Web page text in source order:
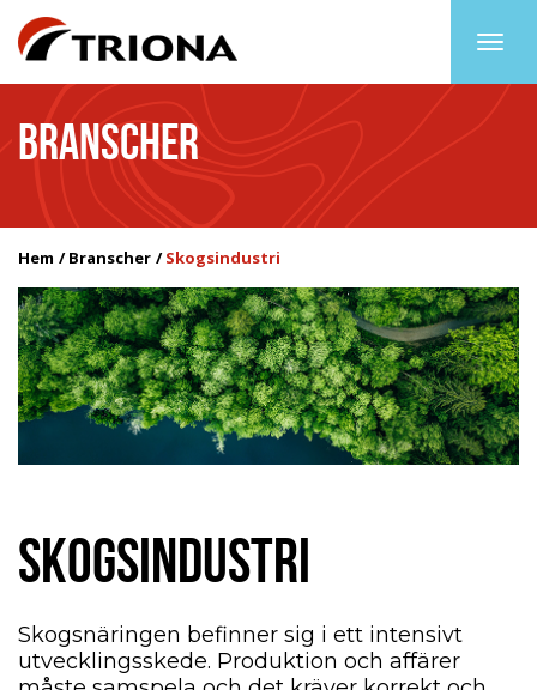
BRANSCHER
Hem Branscher Skogsindustri
SKOGSINDUSTRI
Skogsnäringen befinner sig i ett intensivt
utvecklingsskede. Produktion och affärer